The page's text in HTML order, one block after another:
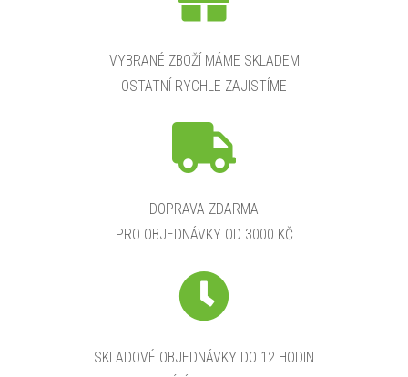
VYBRANÉ ZBOŽÍ MÁME SKLADEM
OSTATNÍ RYCHLE ZAJISTÍME
DOPRAVA ZDARMA
PRO OBJEDNÁVKY OD 3000 KČ
SKLADOVÉ OBJEDNÁVKY DO 12 HODIN